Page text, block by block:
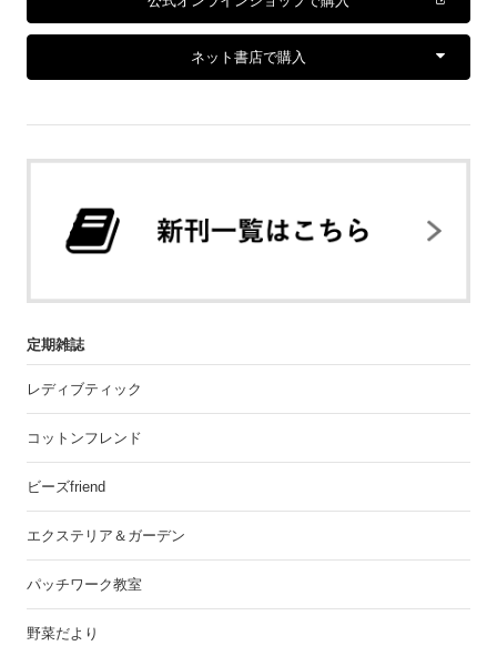
ネット書店で購入
定期雑誌
レディブティック
コットンフレンド
ビーズfriend
エクステリア＆ガーデン
パッチワーク教室
野菜だより